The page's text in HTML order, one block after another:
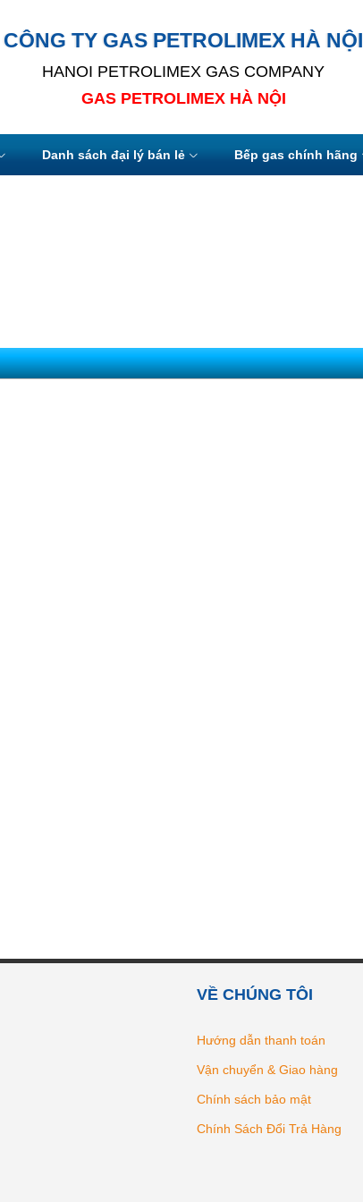
CÔNG TY GAS PETROLIMEX HÀ NỘI
HANOI PETROLIMEX GAS COMPANY
GAS PETROLIMEX HÀ NỘI
Danh sách đại lý bán lẻ Bếp gas chính hãng
VỀ CHÚNG TÔI
Hướng dẫn thanh toán
Vận chuyển & Giao hàng
Chính sách bảo mật
Chính Sách Đổi Trả Hàng